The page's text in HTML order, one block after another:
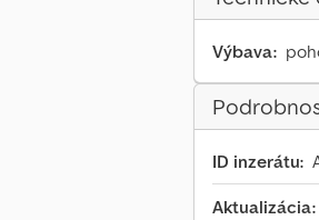
Výbava:
ID inzerátu:
Aktualizácia: